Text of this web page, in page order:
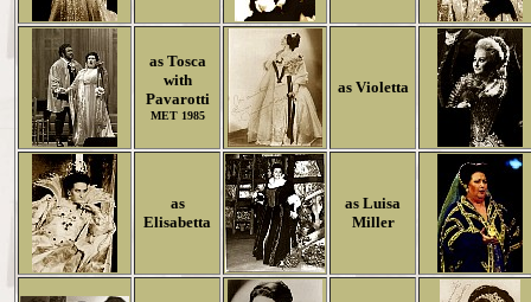
as Tosca
with
Pavarotti
MET 1985
as Violetta
as
Elisabetta
as Luisa
Miller